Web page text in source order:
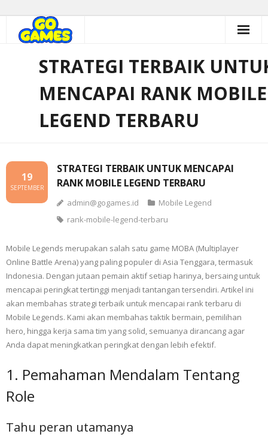
STRATEGI TERBAIK
MENCAPAI RANK MOBILE
LEGEND TERBARU
STRATEGI TERBAIK UNTUK MENCAPAI
RANK MOBILE LEGEND TERBARU
19
SEPTEMBER
admin@gogames.id
Mobile Legend
rank-mobile-legend-terbaru
Mobile Legends merupakan salah satu game MOBA (Multiplayer
Online Battle Arena) yang paling populer di Asia Tenggara, termasuk
Indonesia. Dengan jutaan pemain aktif setiap harinya, bersaing untuk
mencapai peringkat tertinggi menjadi tantangan tersendiri. Artikel ini
akan membahas strategi terbaik untuk mencapai rank terbaru di
Mobile Legends. Kami akan membahas taktik bermain, pemilihan
hero, hingga kerja sama tim yang solid, semuanya dirancang agar
Anda dapat meningkatkan peringkat dengan lebih efektif.
1. Pemahaman Mendalam Tentang
Role
Tahu peran utamanya